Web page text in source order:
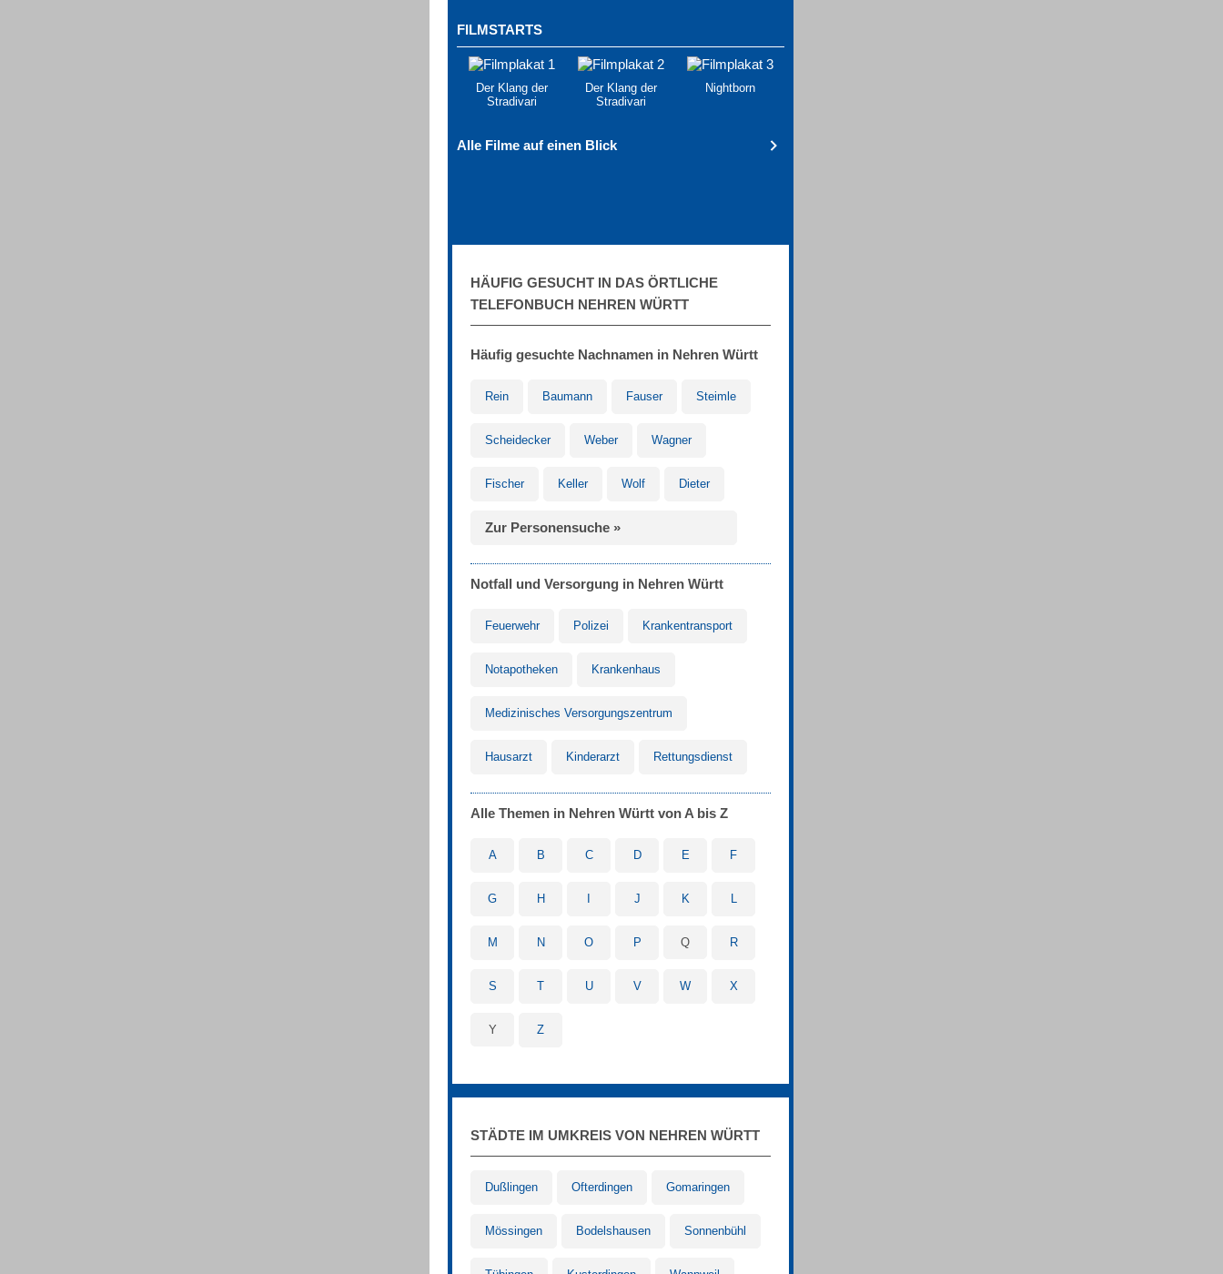
FILMSTARTS
Der Klang der
Stradivari
Der Klang der
Stradivari
Nightborn
Alle Filme auf einen Blick
HÄUFIG GESUCHT IN DAS ÖRTLICHE
TELEFONBUCH NEHREN WÜRTT
Häufig gesuchte Nachnamen in Nehren Württ
Rein Baumann Fauser Steimle
Scheidecker Weber Wagner
Fischer Keller Wolf Dieter
Zur Personensuche »
Notfall und Versorgung in Nehren Württ
Feuerwehr Polizei Krankentransport
Notapotheken Krankenhaus
Medizinisches Versorgungszentrum
Hausarzt Kinderarzt Rettungsdienst
Alle Themen in Nehren Württ von A bis Z
A B C D E F
G H J K L
M N O P Q R
S T U V W X
Y Z
STÄDTE IM UMKREIS VON NEHREN WÜRTT
Dußlingen Ofterdingen Gomaringen
Mössingen Bodelshausen Sonnenbühl